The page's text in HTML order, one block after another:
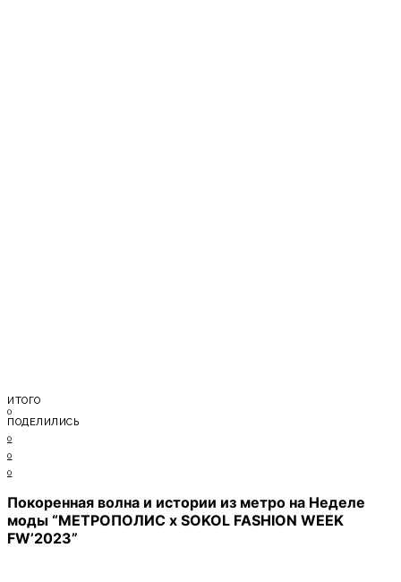
ИТОГО
0
ПОДЕЛИЛИСЬ
0
0
0
Покоренная волна и истории из метро на Неделе
моды “МЕТРОПОЛИС x SOKOL FASHION WEEK
FW’2023”